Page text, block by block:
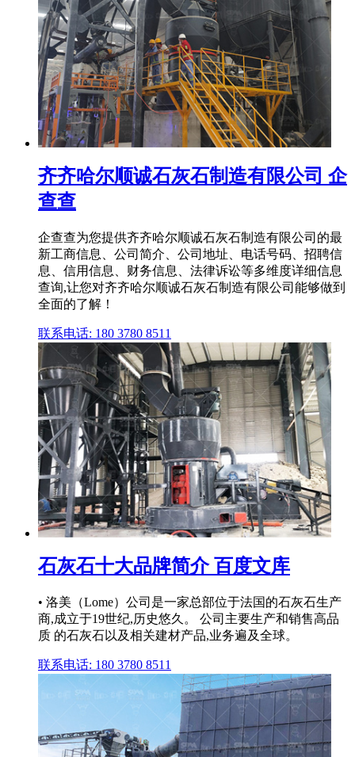
齐齐哈尔顺诚石灰石制造有限公司 企
查查
企查查为您提供齐齐哈尔顺诚石灰石制造有限公司的最
新工商信息、公司简介、公司地址、电话号码、招聘信
息、信用信息、财务信息、法律诉讼等多维度详细信息
查询,让您对齐齐哈尔顺诚石灰石制造有限公司能够做到
全面的了解！
联系电话: 180 3780 8511
石灰石十大品牌简介 百度文库
• 洛美（Lome）公司是一家总部位于法国的石灰石生产
商,成立于19世纪,历史悠久。 公司主要生产和销售高品
质 的石灰石以及相关建材产品,业务遍及全球。
联系电话: 180 3780 8511